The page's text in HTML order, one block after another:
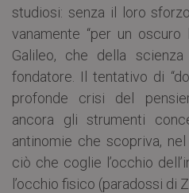
studiosi: senza il loro
vanamente “per un oscuro
Galileo, che della scienza
fondatore. Il tentativo di
profonde crisi del
ancora gli strumenti
antinomie che scopriva,
ciò che coglie l’occhio
l’occhio fisico (paradossi di